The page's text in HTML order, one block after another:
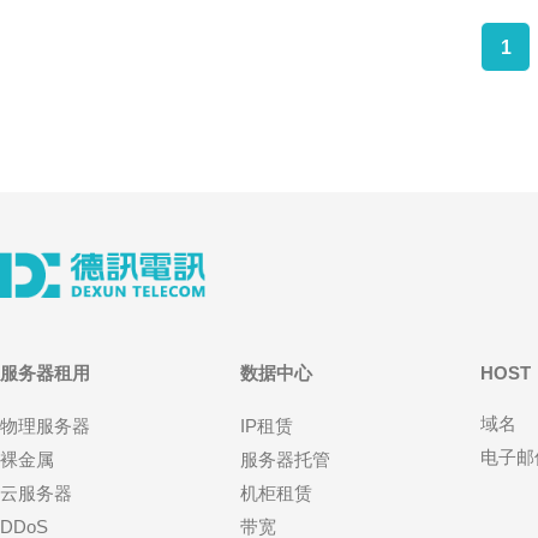
1
服务器租用
物理服务器
裸金属
云服务器
DDoS
数据中心
IP租赁
服务器托管
机柜租赁
带宽
HOST
域名
电子